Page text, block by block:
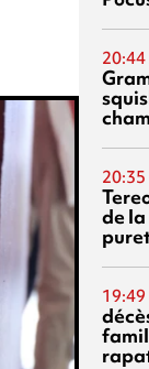
20:44
20:35
de
19:49